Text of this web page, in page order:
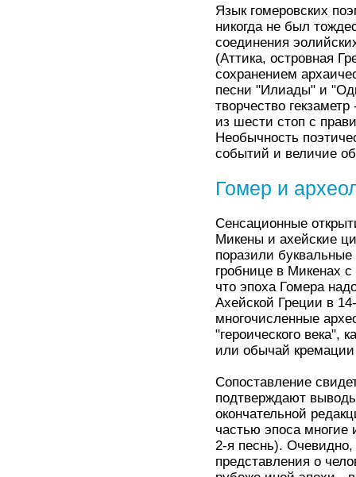
Язык гомеровских
никогда не был
соединения
(Аттика, островная
сохранением
песни "Илиады" и
творчество
из шести стоп с
Необычность
событий и величие
Гомер и
Сенсационные
Микены и ахейские
поразили буквальные
гробнице в Микенах
что эпоха Гомера
Ахейской Греции в
многочисленные
"героического века",
или обычай
Сопоставление
подтверждают
окончательной
частью эпоса многие
2-я песнь).
представления о